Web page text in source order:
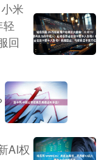
米
轻
回
AI权